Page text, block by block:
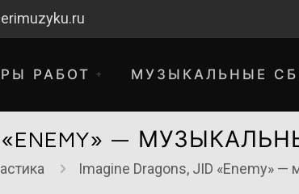
РАБОТ МУЗЫКАЛЬНЫЕ
«ENEMY» —
Imagine Dragons, JID «Enemy»